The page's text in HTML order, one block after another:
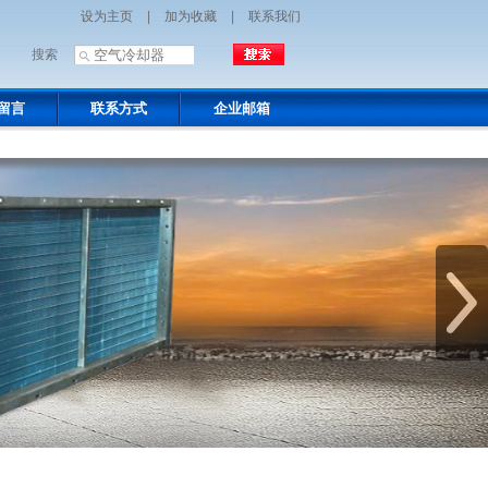
设为主页 加为收藏 联系我们
搜索
言 联系方式 企业邮箱